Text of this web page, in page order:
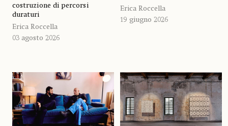
costruzione di percorsi
duraturi
Erica Roccella
03 agosto 2026
Erica Roccella
19 giugno 2026